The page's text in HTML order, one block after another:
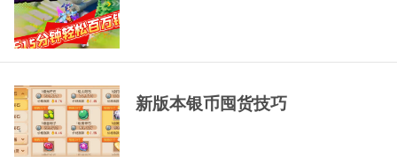
新版本银币囤货技巧